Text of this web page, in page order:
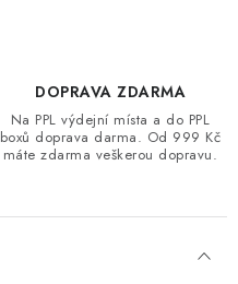
DOPRAVA ZDARMA
Na PPL výdejní místa a do PPL
boxů doprava darma. Od 999 Kč
máte zdarma veškerou dopravu.